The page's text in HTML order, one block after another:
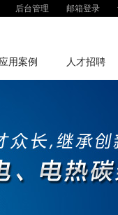
后台管理 邮箱登录
应用案例 人才招聘